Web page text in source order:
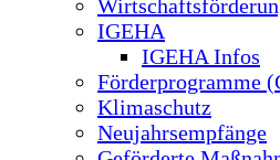
IGEHA
IGEHA Infos
Förderprogramme
Klimaschutz
Neujahrsempfänge